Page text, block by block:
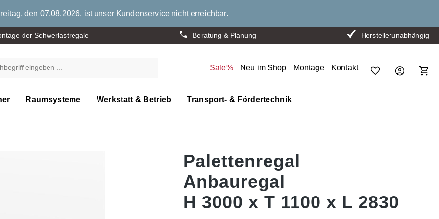
den 07.08.2026, ist unser Kundenservice nicht erreichbar.
der Schwerlastregale Beratung & Planung Herstellerunabhängig
Sale% Neu im Shop Montage Kontakt
Raumsysteme Werkstatt & Betrieb Transport- & Fördertechnik
Palettenregal
Anbauregal
H 3000 x T 1100 x L 2830